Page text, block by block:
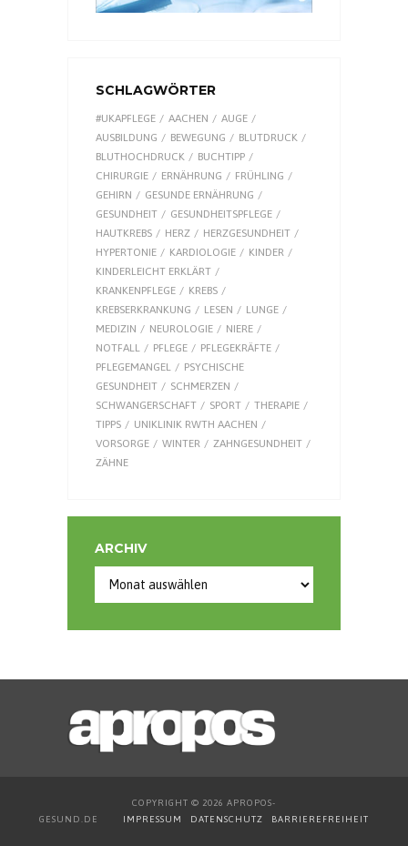
SCHLAGWÖRTER
#UKAPFLEGE AACHEN
AUGE
AUSBILDUNG
BEWEGUNG
BLUTDRUCK
BLUTHOCHDRUCK
BUCHTIPP
CHIRURGIE
ERNÄHRUNG
FRÜHLING
GEHIRN
GESUNDE ERNÄHRUNG
GESUNDHEIT
GESUNDHEITSPFLEGE
HAUTKREBS
HERZ
HERZGESUNDHEIT
HYPERTONIE
KARDIOLOGIE
KINDER
KINDERLEICHT ERKLÄRT
KRANKENPFLEGE
KREBS
KREBSERKRANKUNG
LESEN
LUNGE
MEDIZIN
NEUROLOGIE
NIERE
NOTFALL
PFLEGE
PFLEGEKRÄFTE
PFLEGEMANGEL
PSYCHISCHE
GESUNDHEIT
SCHMERZEN
SCHWANGERSCHAFT
SPORT
THERAPIE
TIPPS
UNIKLINIK RWTH AACHEN
VORSORGE
WINTER
ZAHNGESUNDHEIT
ZÄHNE
ARCHIV
COPYRIGHT © 2026 APROPOS-
GESUND.DE IMPRESSUM DATENSCHUTZ BARRIEREFREIHEIT